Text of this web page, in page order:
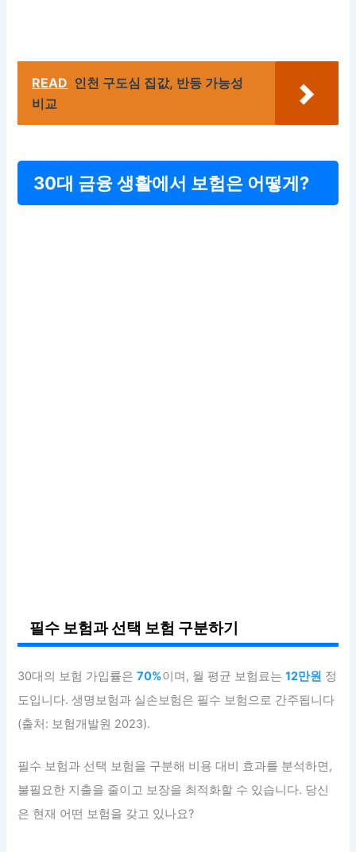
READ 인천 구도심 집값, 반등 가능성
비교
30대 금융 생활에서 보험은 어떻게?
필수 보험과 선택 보험 구분하기
30대의 보험 가입률은70%이며, 월 평균 보험료는12만원 정
도입니다. 생명보험과 실손보험은 필수 보험으로 간주됩니다
(출처: 보험개발원 2023).
필수 보험과 선택 보험을 구분해 비용 대비 효과를 분석하면,
불필요한 지출을 줄이고 보장을 최적화할 수 있습니다. 당신
은 현재 어떤 보험을 갖고 있나요?